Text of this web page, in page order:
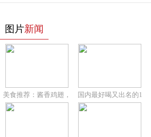
图片新闻
美食推荐：酱香鸡翅， 国内最好喝又出名的1